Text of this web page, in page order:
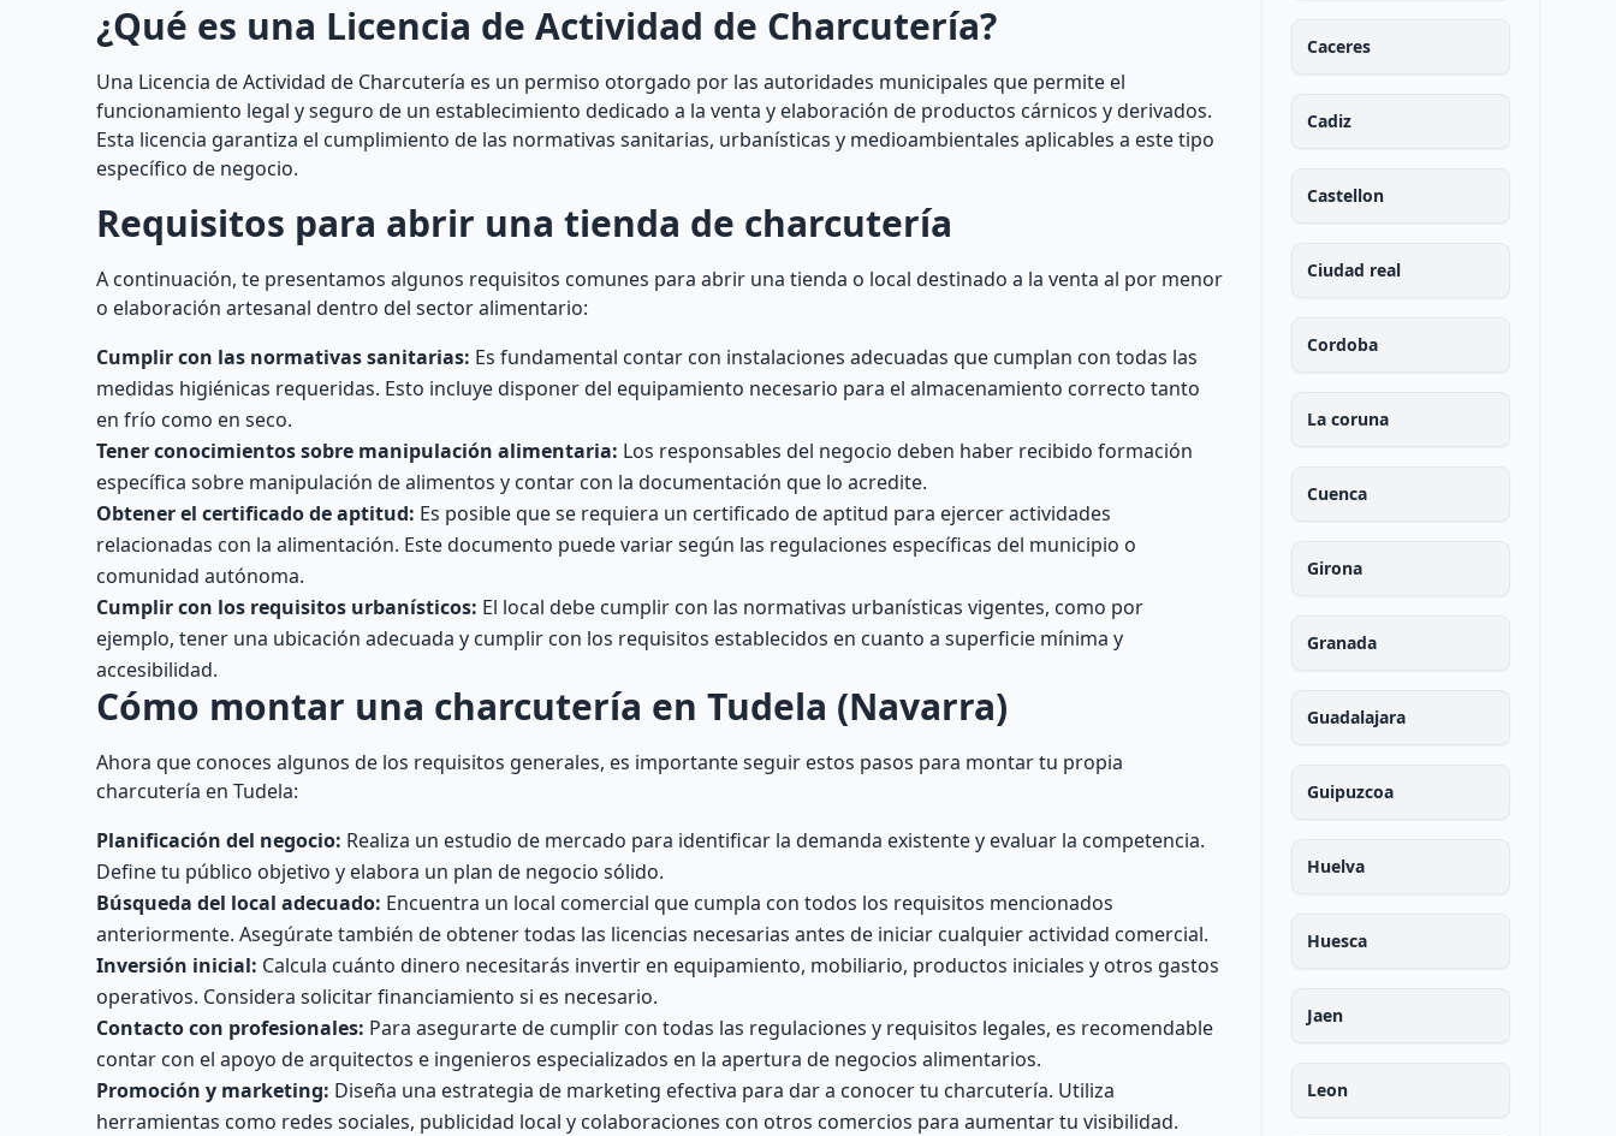
¿Qué es una Licencia de Actividad de Charcutería?
Una Licencia de Actividad de Charcutería es un permiso otorgado por las autoridades municipales que permite el
funcionamiento legal y seguro de un establecimiento dedicado a la venta y elaboración de productos cárnicos y derivados.
Esta licencia garantiza el cumplimiento de las normativas sanitarias, urbanísticas y medioambientales aplicables a este tipo
específico de negocio.
Requisitos para abrir una tienda de charcutería
A continuación, te presentamos algunos requisitos comunes para abrir una tienda o local destinado a la venta al por menor
o elaboración artesanal dentro del sector alimentario:
Cumplir con las normativas sanitarias: Es fundamental contar con instalaciones adecuadas que cumplan con todas las
medidas higiénicas requeridas. Esto incluye disponer del equipamiento necesario para el almacenamiento correcto tanto
en frío como en seco.
Tener conocimientos sobre manipulación alimentaria: Los responsables del negocio deben haber recibido formación
específica sobre manipulación de alimentos y contar con la documentación que lo acredite.
Obtener el certificado de aptitud: Es posible que se requiera un certificado de aptitud para ejercer actividades
relacionadas con la alimentación. Este documento puede variar según las regulaciones específicas del municipio o
comunidad autónoma.
Cumplir con los requisitos urbanísticos: El local debe cumplir con las normativas urbanísticas vigentes, como por
ejemplo, tener una ubicación adecuada y cumplir con los requisitos establecidos en cuanto a superficie mínima y
accesibilidad.
Cómo montar una charcutería en Tudela (Navarra)
Ahora que conoces algunos de los requisitos generales, es importante seguir estos pasos para montar tu propia
charcutería en Tudela:
Planificación del negocio: Realiza un estudio de mercado para identificar la demanda existente y evaluar la competencia.
Define tu público objetivo y elabora un plan de negocio sólido.
Búsqueda del local adecuado: Encuentra un local comercial que cumpla con todos los requisitos mencionados
anteriormente. Asegúrate también de obtener todas las licencias necesarias antes de iniciar cualquier actividad comercial.
Inversión inicial: Calcula cuánto dinero necesitarás invertir en equipamiento, mobiliario, productos iniciales y otros gastos
operativos. Considera solicitar financiamiento si es necesario.
Contacto con profesionales: Para asegurarte de cumplir con todas las regulaciones y requisitos legales, es recomendable
contar con el apoyo de arquitectos e ingenieros especializados en la apertura de negocios alimentarios.
Promoción y marketing: Diseña una estrategia de marketing efectiva para dar a conocer tu charcutería. Utiliza
herramientas como redes sociales, publicidad local y colaboraciones con otros comercios para aumentar tu visibilidad.
Caceres
Cadiz
Castellon
Ciudad real
Cordoba
La coruna
Cuenca
Girona
Granada
Guadalajara
Guipuzcoa
Huelva
Huesca
Jaen
Leon